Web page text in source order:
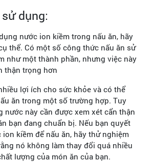
dụng:
nước ion kiềm trong nấu ăn, hãy
thể. Có một số công thức nấu ăn sử
như một thành phần, nhưng việc này
thận trọng hơn
lợi ích cho sức khỏe và có thể
ăn trong một số trường hợp. Tuy
nước này cần được xem xét cẩn thận
bạn đang chuẩn bị. Nếu bạn quyết
kiềm để nấu ăn, hãy thử nghiệm
nó không làm thay đổi quá nhiều
lượng của món ăn của bạn.